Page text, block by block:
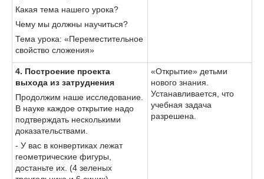
Какая тема нашего урока?
Чему мы должны научиться?
Тема урока: «Переместительное
свойство сложения»
4. Построение проекта
выхода из затруднения
Продолжим наше исследование.
В науке каждое открытие надо
подтверждать несколькими
доказательствами.
- У вас в конвертиках лежат
геометрические фигуры,
достаньте их. (4 зеленых
«Открытие» детьми
нового знания.
Устанавливается, что
учебная задача
разрешена.